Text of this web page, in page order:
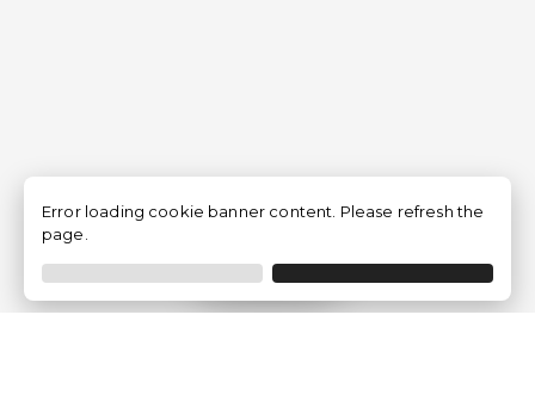
Filtrer
Error loading cookie banner content. Please refresh the
page.